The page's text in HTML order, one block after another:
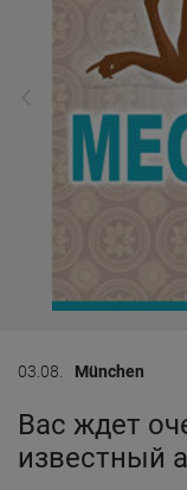
03.08. München
Вас ждет
известный